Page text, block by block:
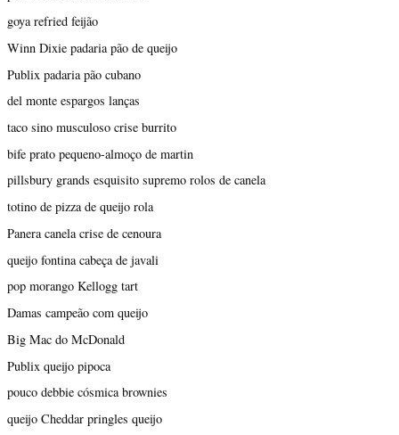
goya refried feijão
Winn Dixie padaria pão de queijo
Publix padaria pão cubano
del monte espargos lanças
taco sino musculoso crise burrito
bife prato pequeno-almoço de martin
pillsbury grands esquisito supremo rolos de canela
totino de pizza de queijo rola
Panera canela crise de cenoura
queijo fontina cabeça de javali
pop morango Kellogg tart
Damas campeão com queijo
Big Mac do McDonald
Publix queijo pipoca
pouco debbie cósmica brownies
queijo Cheddar pringles queijo